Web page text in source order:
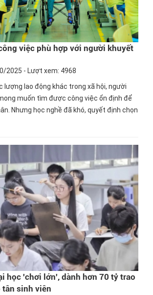
việc phù hợp với người khuyết
2025 - Lượt xem: 4968
lượng lao động khác trong xã hội, người
muốn tìm được công việc ổn định để
Nhưng học nghề đã khó, quyết định chọn
cho mình lại càng khó hơn. Ngay bây giờ,
học 'chơi lớn', dành hơn 70 tỷ trao
tân sinh viên